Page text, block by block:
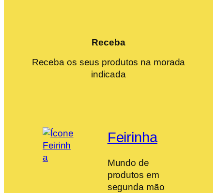
Receba
Receba os seus produtos na morada
indicada
Feirinha
Mundo de
produtos em
segunda mão